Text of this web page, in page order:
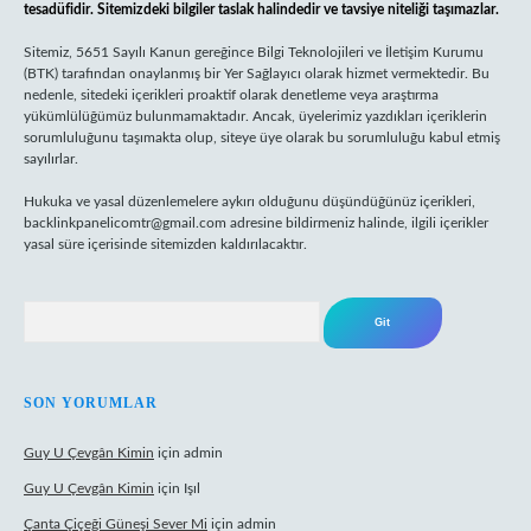
tesadüfidir. Sitemizdeki bilgiler taslak halindedir ve tavsiye niteliği taşımazlar.
Sitemiz, 5651 Sayılı Kanun gereğince Bilgi Teknolojileri ve İletişim Kurumu
(BTK) tarafından onaylanmış bir Yer Sağlayıcı olarak hizmet vermektedir. Bu
nedenle, sitedeki içerikleri proaktif olarak denetleme veya araştırma
yükümlülüğümüz bulunmamaktadır. Ancak, üyelerimiz yazdıkları içeriklerin
sorumluluğunu taşımakta olup, siteye üye olarak bu sorumluluğu kabul etmiş
sayılırlar.
Hukuka ve yasal düzenlemelere aykırı olduğunu düşündüğünüz içerikleri,
backlinkpanelicomtr@gmail.com adresine bildirmeniz halinde, ilgili içerikler
yasal süre içerisinde sitemizden kaldırılacaktır.
SON YORUMLAR
Guy U Çevgân Kimin için admin
Guy U Çevgân Kimin için Işıl
Çanta Çiçeği Güneşi Sever Mi için admin